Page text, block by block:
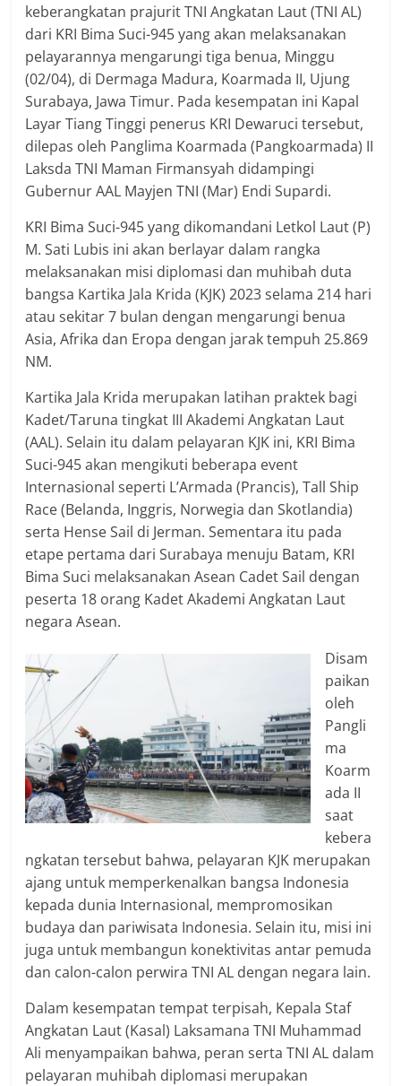
keberangkatan prajurit TNI Angkatan Laut (TNI AL)
dari KRI Bima Suci-945 yang akan melaksanakan
pelayarannya mengarungi tiga benua, Minggu
(02/04), di Dermaga Madura, Koarmada II, Ujung
Surabaya, Jawa Timur. Pada kesempatan ini Kapal
Layar Tiang Tinggi penerus KRI Dewaruci tersebut,
dilepas oleh Panglima Koarmada (Pangkoarmada) II
Laksda TNI Maman Firmansyah didampingi
Gubernur AAL Mayjen TNI (Mar) Endi Supardi.
KRI Bima Suci-945 yang dikomandani Letkol Laut (P)
M. Sati Lubis ini akan berlayar dalam rangka
melaksanakan misi diplomasi dan muhibah duta
bangsa Kartika Jala Krida (KJK) 2023 selama 214 hari
atau sekitar 7 bulan dengan mengarungi benua
Asia, Afrika dan Eropa dengan jarak tempuh 25.869
NM.
Kartika Jala Krida merupakan latihan praktek bagi
Kadet/Taruna tingkat III Akademi Angkatan Laut
(AAL). Selain itu dalam pelayaran KJK ini, KRI Bima
Suci-945 akan mengikuti beberapa event
Internasional seperti L’Armada (Prancis), Tall Ship
Race (Belanda, Inggris, Norwegia dan Skotlandia)
serta Hense Sail di Jerman. Sementara itu pada
etape pertama dari Surabaya menuju Batam, KRI
Bima Suci melaksanakan Asean Cadet Sail dengan
peserta 18 orang Kadet Akademi Angkatan Laut
negara Asean.
Disam
paikan
oleh
Pangli
ma
Koarm
ada II
saat
kebera
ngkatan tersebut bahwa, pelayaran KJK merupakan
ajang untuk memperkenalkan bangsa Indonesia
kepada dunia Internasional, mempromosikan
budaya dan pariwisata Indonesia. Selain itu, misi ini
juga untuk membangun konektivitas antar pemuda
dan calon-calon perwira TNI AL dengan negara lain.
Dalam kesempatan tempat terpisah, Kepala Staf
Angkatan Laut (Kasal) Laksamana TNI Muhammad
Ali menyampaikan bahwa, peran serta TNI AL dalam
pelayaran muhibah diplomasi merupakan